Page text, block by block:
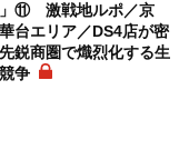
⑪ 激戦地ルポ／京
台エリア／DS4店が密
鋭商圏で熾烈化する生
争